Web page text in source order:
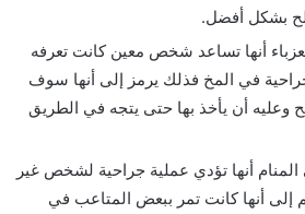
بشكل أفضل.
أنها تساعد شخص معين كانت تعرفه
في المخ فذلك يرمز إلى أنها سوف
وعليه أن يأخذ بها حتى يتجه في الطريق
أنها تؤدي عملية جراحية لشخص غير
إلى أنها كانت تمر ببعض المتاعب في